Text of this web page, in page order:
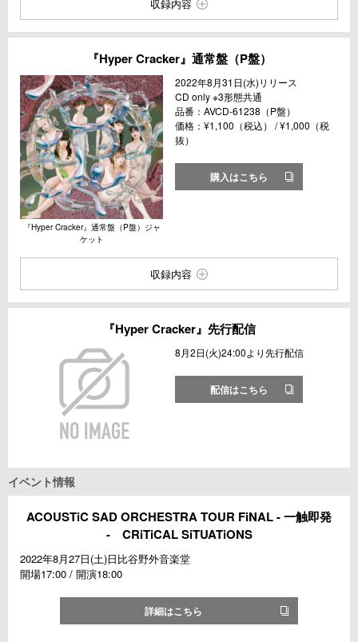
収録内容
『Hyper Cracker』通常盤（P盤）
『Hyper Cracker』通常盤（P盤）ジャ
ケット
2022年8月31日(水)リリース
CD only ※3形態共通
品番：AVCD-61238（P盤）
価格：¥1,100（税込） / ¥1,000（税
抜）
購入はこちら
収録内容
『Hyper Cracker』先行配信
8月2日(火)24:00より先行配信
配信はこちら
イベント情報
ACOUSTiC SAD ORCHESTRA TOUR FiNAL - 一触即発
- CRiTiCAL SiTUATiONS
2022年8月27日(土)日比谷野外音楽堂
開場17:00 / 開演18:00
詳細はこちら